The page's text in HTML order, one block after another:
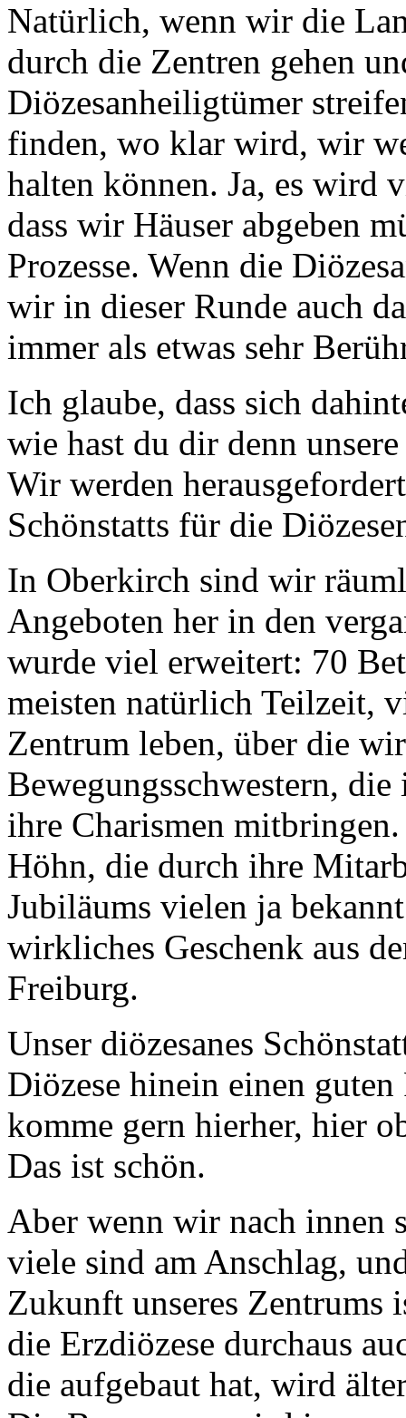
Natürlich, wenn wir die
durch die Zentren gehen
Diözesanheiligtümer
finden, wo klar wird, wir
halten können. Ja, es wird
dass wir Häuser abgeben
Prozesse. Wenn die
wir in dieser Runde auch
immer als etwas sehr
Ich glaube, dass sich
wie hast du dir denn
Wir werden
Schönstatts für die
In Oberkirch sind wir
Angeboten her in den
wurde viel erweitert: 70
meisten natürlich Teilzeit,
Zentrum leben, über die
Bewegungsschwestern,
ihre Charismen
Höhn, die durch ihre
Jubiläums vielen ja
wirkliches Geschenk aus
Freiburg.
Unser diözesanes
Diözese hinein einen
komme gern hierher, hier
Das ist schön.
Aber wenn wir nach innen
viele sind am Anschlag,
Zukunft unseres Zentrums
die Erzdiözese durchaus
die aufgebaut hat, wird